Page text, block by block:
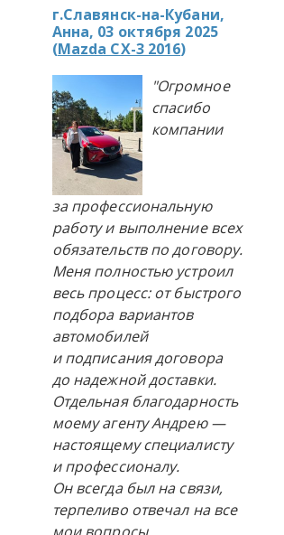
г.Славянск-на-Кубани,
Анна, 03 октября 2025
(Mazda CX-3 2016)
"Огромное
спасибо
компании
за профессиональную
работу и выполнение всех
обязательств по договору.
Меня полностью устроил
весь процесс: от быстрого
подбора вариантов
автомобилей
и подписания договора
до надежной доставки.
Отдельная благодарность
моему агенту Андрею —
настоящему специалисту
и профессионалу.
Он всегда был на связи,
терпеливо отвечал на все